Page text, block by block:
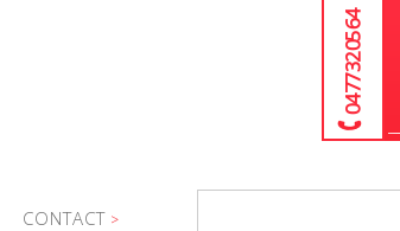
04 77 32 05 64
CONTACT